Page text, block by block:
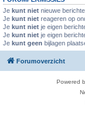
Je kunt niet nieuwe
Je kunt niet reageren op
Je kunt niet je eigen
Je kunt niet je eigen
Je kunt geen bijlagen
Forumoverzicht
Powered